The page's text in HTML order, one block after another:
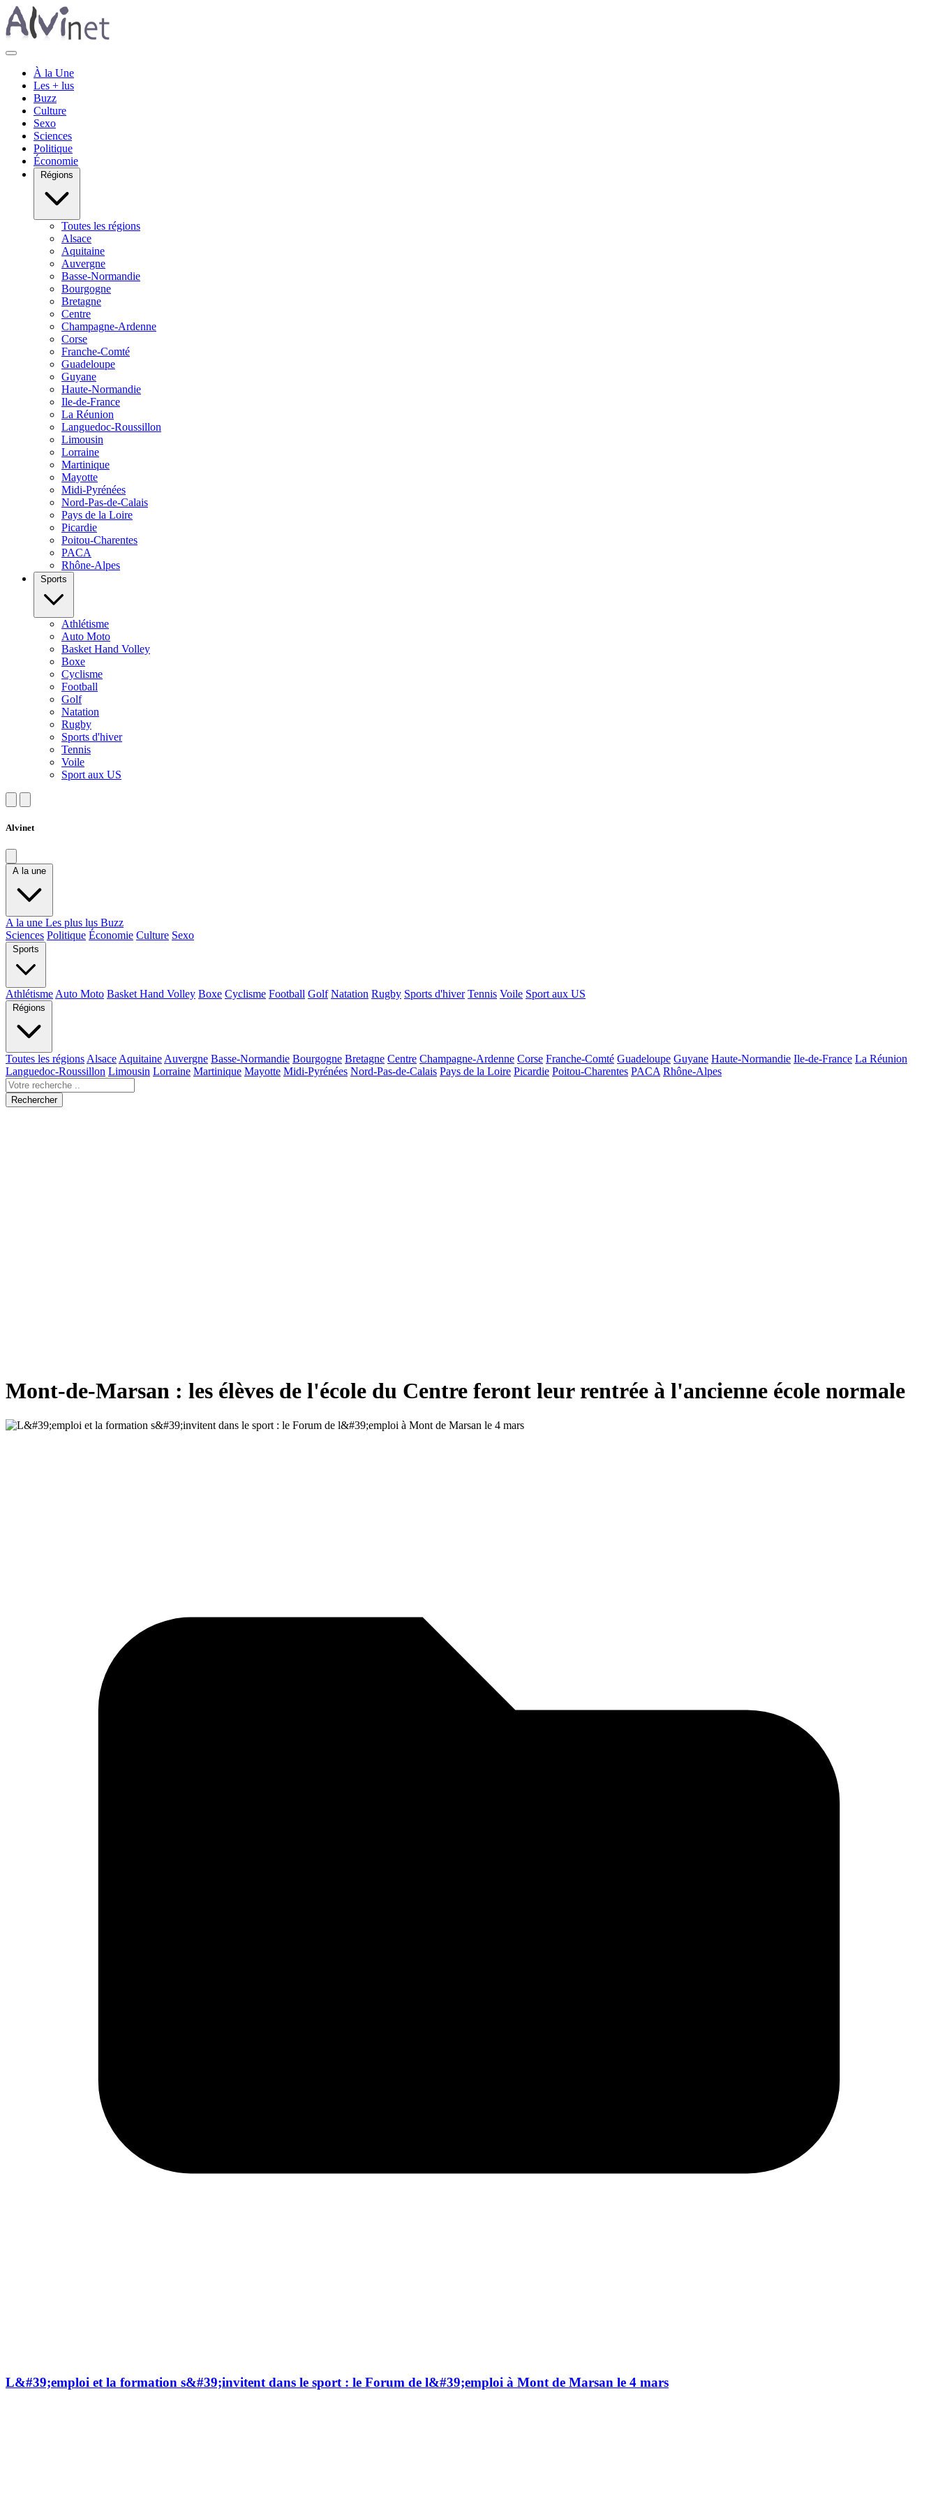
À la Une
Les + lus
Buzz
Culture
Sexo
Sciences
Politique
Économie
Régions
Toutes les régions
Alsace
Aquitaine
Auvergne
Basse-Normandie
Bourgogne
Bretagne
Centre
Champagne-Ardenne
Corse
Franche-Comté
Guadeloupe
Guyane
Haute-Normandie
Ile-de-France
La Réunion
Languedoc-Roussillon
Limousin
Lorraine
Martinique
Mayotte
Midi-Pyrénées
Nord-Pas-de-Calais
Pays de la Loire
Picardie
Poitou-Charentes
PACA
Rhône-Alpes
Sports
Athlétisme
Auto Moto
Basket Hand Volley
Boxe
Cyclisme
Football
Golf
Natation
Rugby
Sports d'hiver
Tennis
Voile
Sport aux US
Alvinet
A la une
A la une Les plus lus Buzz
Sciences Politique Économie Culture Sexo
Sports
Athlétisme Auto Moto Basket Hand Volley Boxe Cyclisme Football Golf Natation Rugby Sports d'hiver Tennis Voile Sport aux US
Régions
Toutes les régions Alsace Aquitaine Auvergne Basse-Normandie Bourgogne Bretagne Centre Champagne-Ardenne Corse Franche-Comté Guadeloupe Guyane Haute-Normandie Ile-de-France La Réunion
Languedoc-Roussillon Limousin Lorraine Martinique Mayotte Midi-Pyrénées Nord-Pas-de-Calais Pays de la Loire Picardie Poitou-Charentes PACA Rhône-Alpes
Rechercher
Mont-de-Marsan : les élèves de l'école du Centre feront leur rentrée à l'ancienne école normale
L&#39;emploi et la formation s&#39;invitent dans le sport : le Forum de l&#39;emploi à Mont de Marsan le 4 mars